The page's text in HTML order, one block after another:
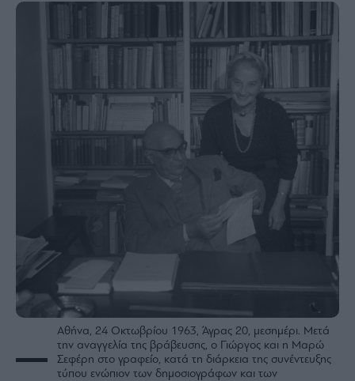
Αθήνα, 24 Οκτωβρίου 1963, Άγρας 20, μεσημέρι. Μετά
την αναγγελία της βράβευσης, ο Γιώργος και η Μαρώ
Σεφέρη στο γραφείο, κατά τη διάρκεια της συνέντευξης
τύπου ενώπιον των δημοσιογράφων και των